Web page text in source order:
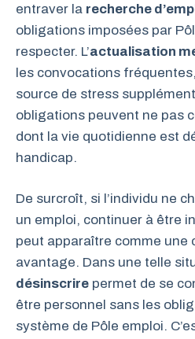
entraver la recherche
obligations imposées par
respecter. L’actualisation
les convocations
source de stress
obligations peuvent ne pas
dont la vie quotidienne est
handicap.
De surcroît, si l’individu ne
un emploi, continuer à être
peut apparaître comme une
avantage. Dans une telle
désinscrire permet de se
être personnel sans les
système de Pôle emploi.